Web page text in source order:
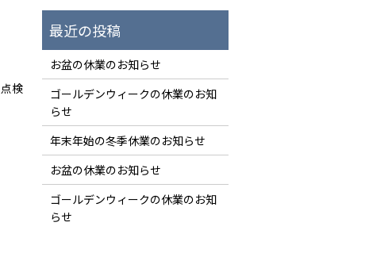
検
お盆の休業のお知らせ
ゴールデンウィークの休業のお知
らせ
年末年始の冬季休業のお知らせ
お盆の休業のお知らせ
ゴールデンウィークの休業のお知
らせ